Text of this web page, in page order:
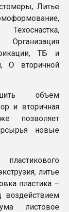
Литье
Организация
ТБ и
О вторичной
объем
и вторичная
позволяет
новые
литье
пластика –
воздействием
листовое